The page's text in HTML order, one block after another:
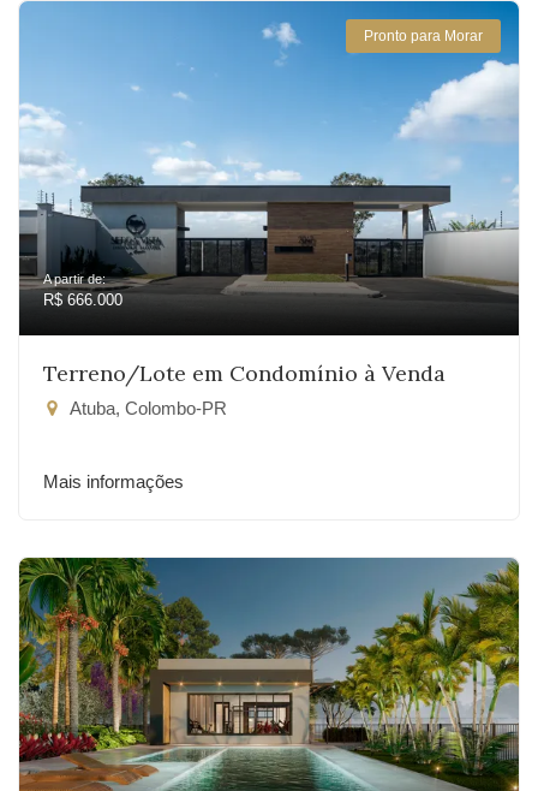
Pronto para Morar
A partir de:
R$ 666.000
Terreno/Lote em Condomínio à Venda
Atuba, Colombo-PR
Mais informações